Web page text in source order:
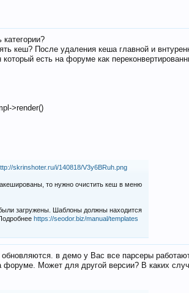
категории?
кеш? После удаления кеша главной и
есть на форуме как
>render()
skrinshoter.ru/i/140818/V3y6BRuh.png
то нужно очистить кеш в меню
загружены. Шаблоны должны находится
https://seodor.biz/manual/templates
в демо у Вас все парсеры
Может для другой версии? В каких